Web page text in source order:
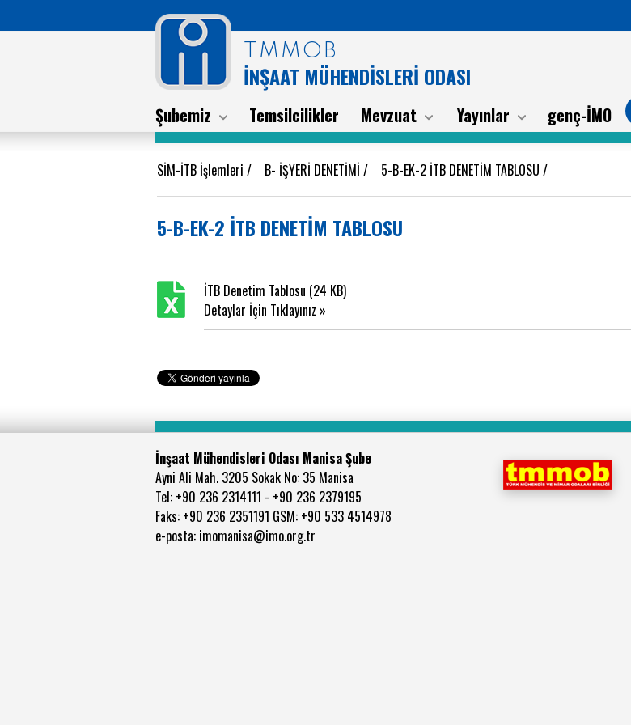
TMMOB
İNŞAAT MÜHENDİSLERİ ODASI
Şubemiz Temsilcilikler Mevzuat Yayınlar genç-İMO
SİM-İTB İşlemleri / B- İŞYERİ DENETİMİ / 5-B-EK-2 İTB DENETİM TABLOSU /
5-B-EK-2 İTB DENETİM TABLOSU
İTB Denetim Tablosu (24 KB)
Detaylar İçin Tıklayınız »
İnşaat Mühendisleri Odası Manisa Şube
Ayni Ali Mah. 3205 Sokak No: 35 Manisa
Tel: +90 236 2314111 - +90 236 2379195
Faks: +90 236 2351191 GSM: +90 533 4514978
e-posta: imomanisa@imo.org.tr